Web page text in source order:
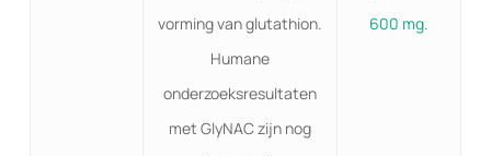
vorming van glutathion.
Humane
onderzoeksresultaten
met GlyNAC zijn nog
600 mg.